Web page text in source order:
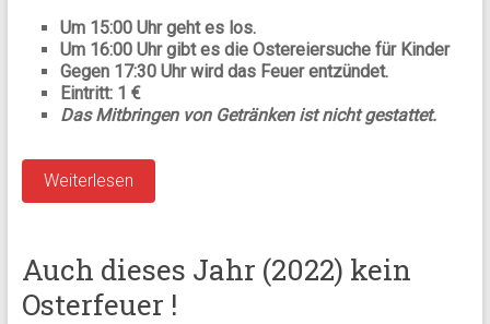
Um 15:00 Uhr geht es los.
Um 16:00 Uhr gibt es die Ostereiersuche für Kinder
Gegen 17:30 Uhr wird das Feuer entzündet.
Eintritt: 1 €
Das Mitbringen von Getränken ist nicht gestattet.
Weiterlesen
Auch dieses Jahr (2022) kein
Osterfeuer !